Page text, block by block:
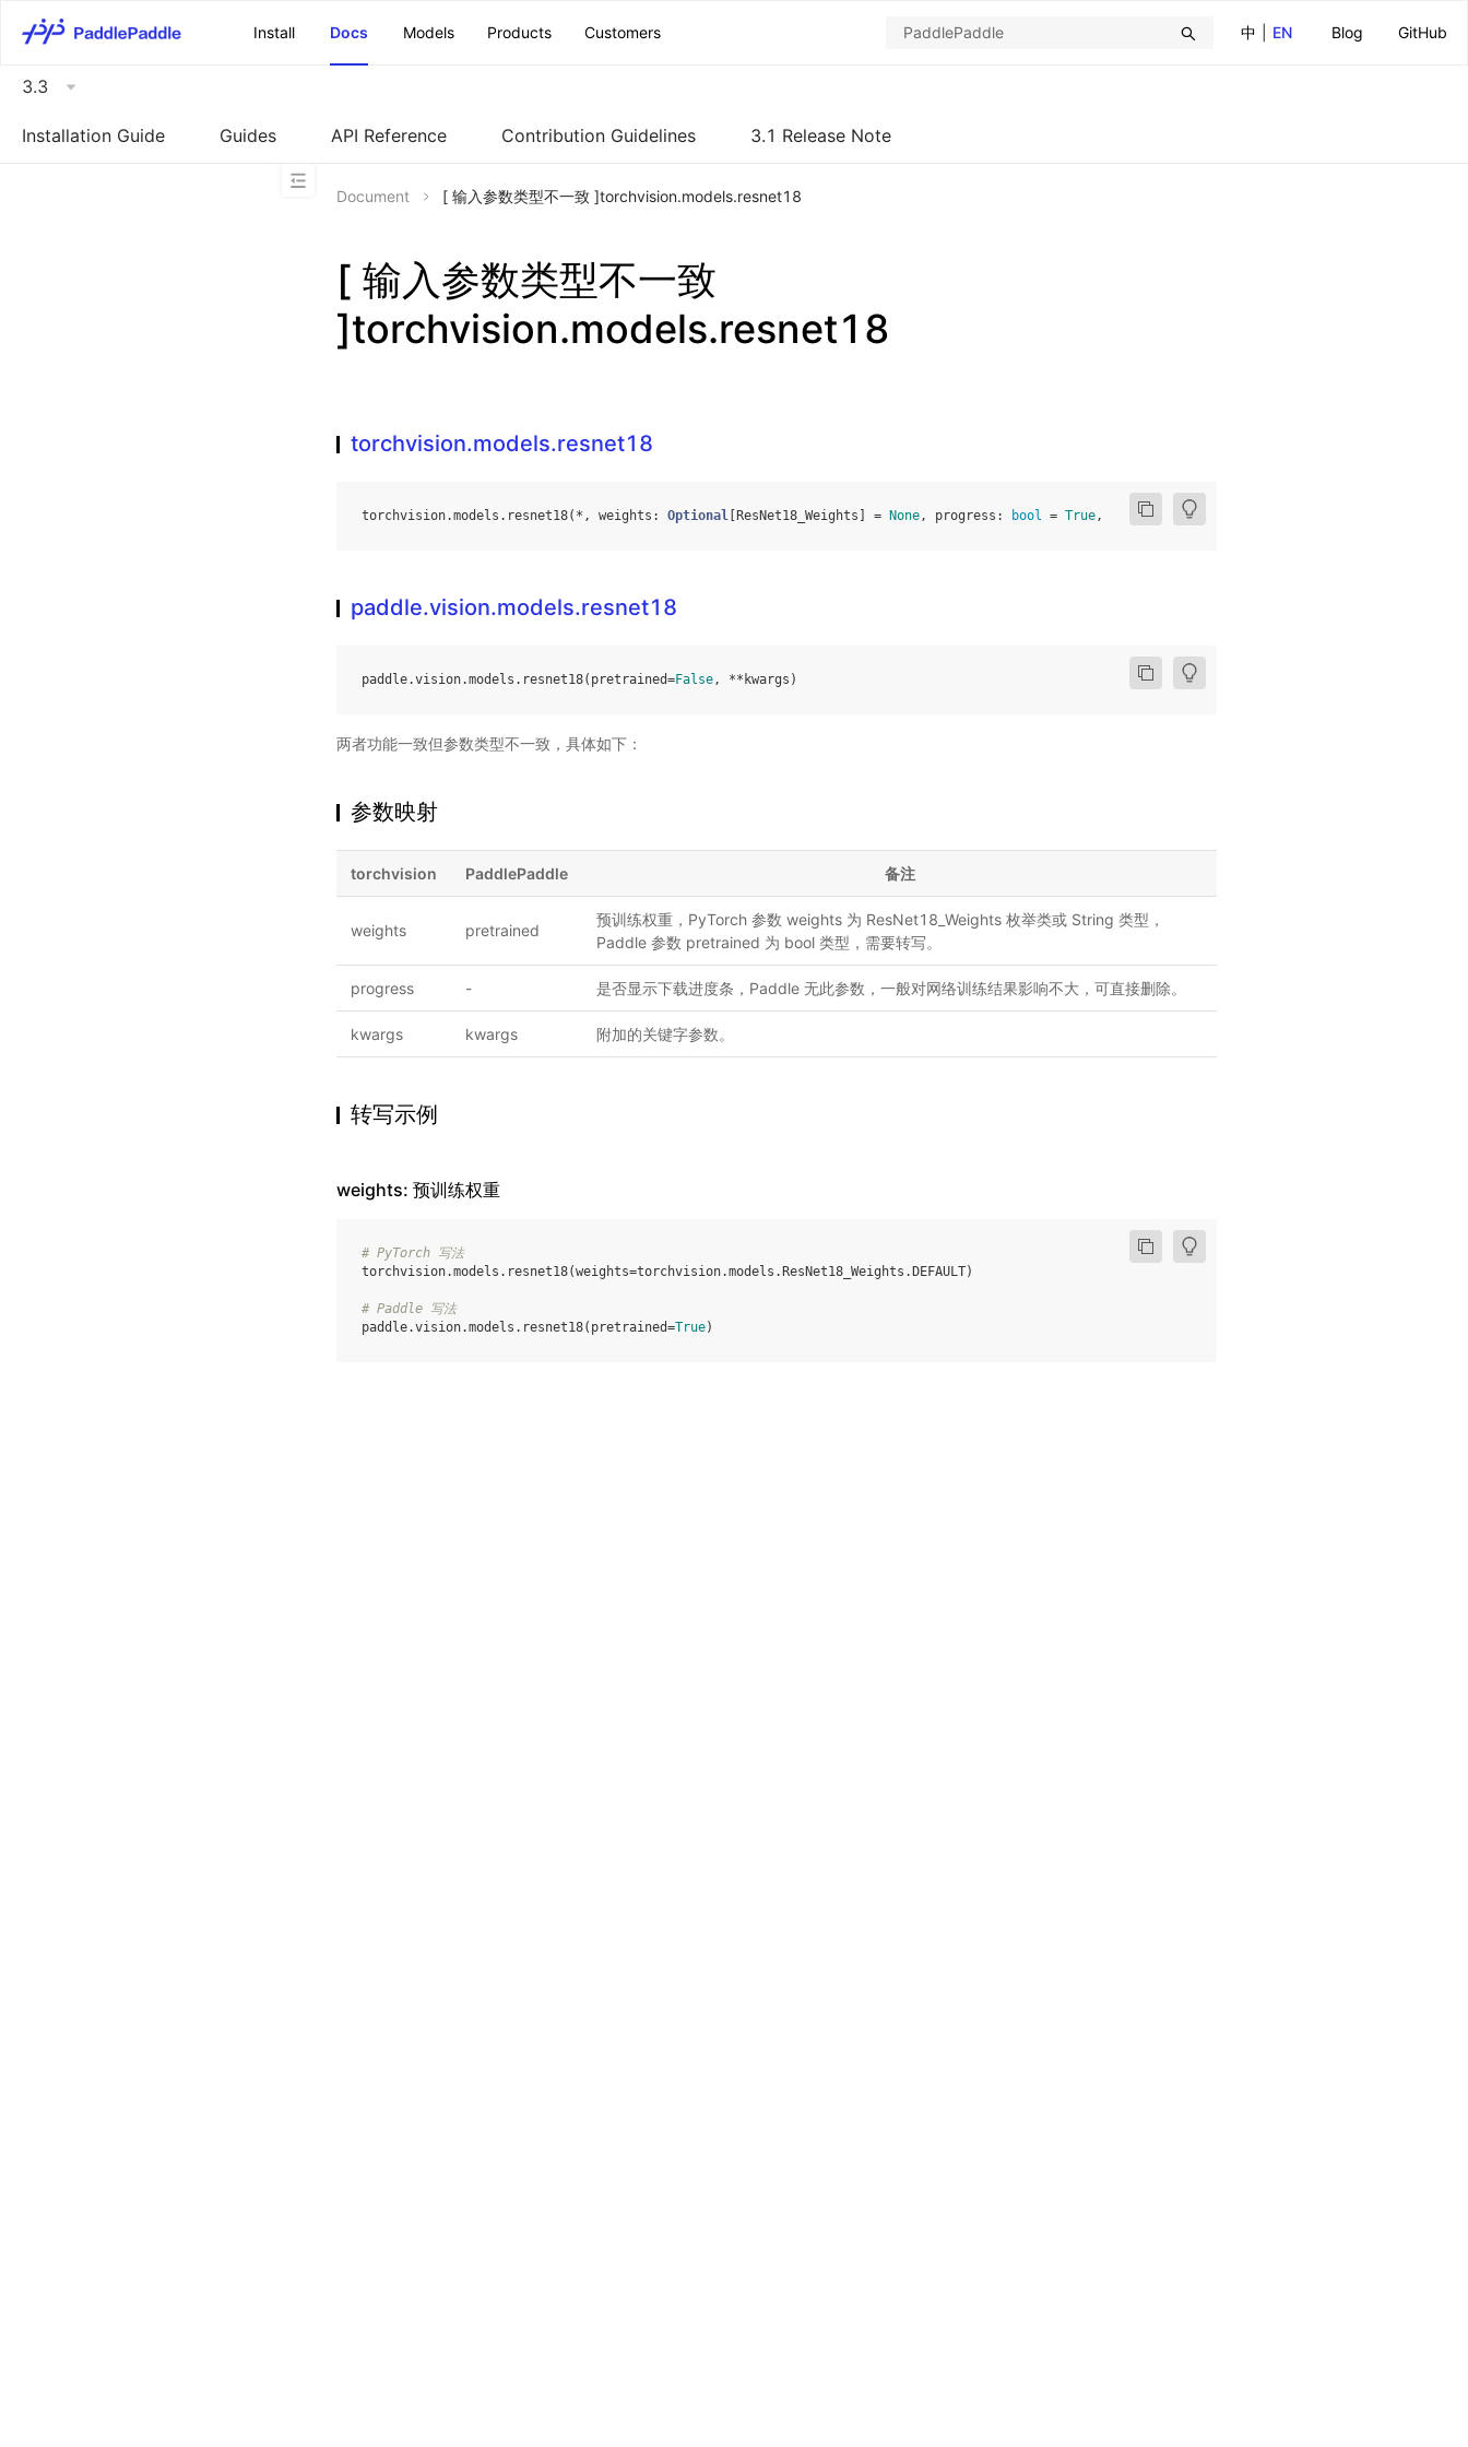
中
EN Blog GitHub
Install Docs Models Products Customers
3.3
Installation Guide Guides API Reference Contribution Guidelines 3.1 Release Note
Document [ 输入参数类型不一致 ]torchvision.models.resnet18
[ 输入参数类型不一致
]torchvision.models.resnet18
torchvision.models.resnet18
torchvision.models . resnet18( * , weights : Optional ResNet18_Weights = None, progress : bool = True, kwargs Any
paddle.vision.models.resnet18
paddle.vision.models . resnet18( pretrained=False, ** kwargs )
两者功能一致但参数类型不一致，具体如下：
参数映射
torchvision PaddlePaddle 备注
weights pretrained
预训练权重，PyTorch 参数 weights 为 ResNet18_Weights 枚举类或 String 类型，
Paddle 参数 pretrained 为 bool 类型，需要转写。
progress - 是否显示下载进度条，Paddle 无此参数，一般对网络训练结果影响不大，可直接删除。
kwargs kwargs 附加的关键字参数。
转写示例
weights: 预训练权重
# PyTorch 写法
torchvision.models . resnet18(weights=torchvision.models . ResNet18_Weights . DEFAULT)
# Paddle 写法
paddle.vision.models . resnet18( pretrained=True)